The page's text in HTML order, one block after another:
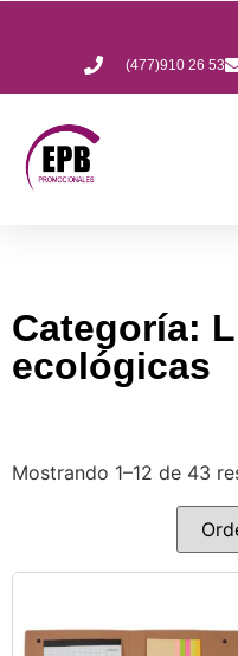
(477)910 26 53
Categoría:
ecológicas
Mostrando 1–12 de 43